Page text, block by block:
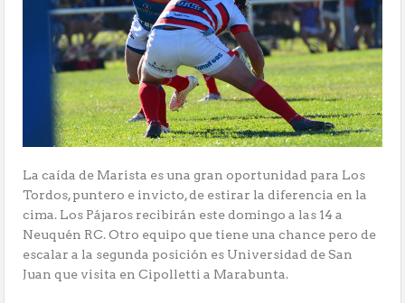
La caída de Marista es una gran oportunidad para Los
Tordos, puntero e invicto, de estirar la diferencia en la
cima. Los Pájaros recibirán este domingo a las 14 a
Neuquén RC. Otro equipo que tiene una chance pero de
escalar a la segunda posición es Universidad de San
Juan que visita en Cipolletti a Marabunta.